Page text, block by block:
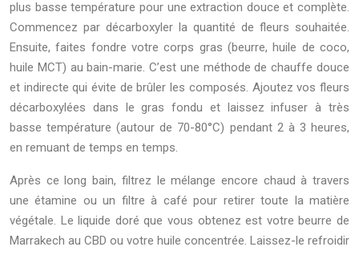
plus basse température pour une extraction douce et complète.
Commencez par décarboxyler la quantité de fleurs souhaitée.
Ensuite, faites fondre votre corps gras (beurre, huile de coco,
huile MCT) au bain-marie. C’est une méthode de chauffe douce
et indirecte qui évite de brûler les composés. Ajoutez vos fleurs
décarboxylées dans le gras fondu et laissez infuser à très
basse température (autour de 70-80°C) pendant 2 à 3 heures,
en remuant de temps en temps.
Après ce long bain, filtrez le mélange encore chaud à travers
une étamine ou un filtre à café pour retirer toute la matière
végétale. Le liquide doré que vous obtenez est votre beurre de
Marrakech au CBD ou votre huile concentrée. Laissez-le refroidir